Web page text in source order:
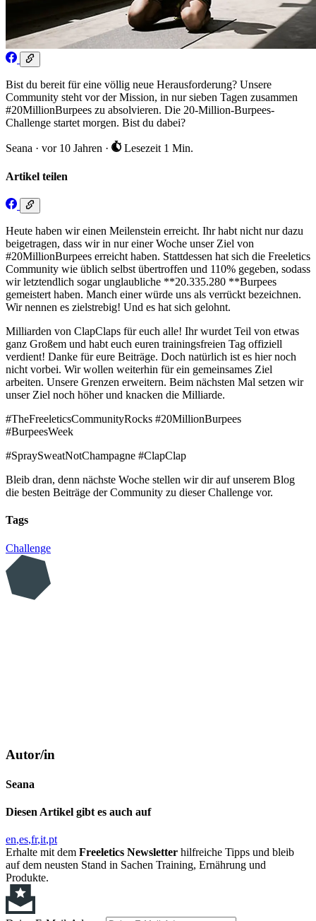
Bist du bereit für eine völlig neue Herausforderung? Unsere
Community steht vor der Mission, in nur sieben Tagen zusammen
#20MillionBurpees zu absolvieren. Die 20-Million-Burpees-
Challenge startet morgen. Bist du dabei?
Seana · vor 10 Jahren · Lesezeit 1 Min.
Artikel teilen
Heute haben wir einen Meilenstein erreicht. Ihr habt nicht nur dazu
beigetragen, dass wir in nur einer Woche unser Ziel von
#20MillionBurpees erreicht haben. Stattdessen hat sich die Freeletics
Community wie üblich selbst übertroffen und 110% gegeben, sodass
wir letztendlich sogar unglaubliche **20.335.280 **Burpees
gemeistert haben. Manch einer würde uns als verrückt bezeichnen.
Wir nennen es zielstrebig! Und es hat sich gelohnt.
Milliarden von ClapClaps für euch alle! Ihr wurdet Teil von etwas
ganz Großem und habt euch euren trainingsfreien Tag offiziell
verdient! Danke für eure Beiträge. Doch natürlich ist es hier noch
nicht vorbei. Wir wollen weiterhin für ein gemeinsames Ziel
arbeiten. Unsere Grenzen erweitern. Beim nächsten Mal setzen wir
unser Ziel noch höher und knacken die Milliarde.
#TheFreeleticsCommunityRocks #20MillionBurpees
#BurpeesWeek
#SpraySweatNotChampagne #ClapClap
Bleib dran, denn nächste Woche stellen wir dir auf unserem Blog
die besten Beiträge der Community zu dieser Challenge vor.
Tags
Challenge
Autor/in
Seana
Diesen Artikel gibt es auch auf
en es fr it pt
Erhalte mit dem Freeletics Newsletter hilfreiche Tipps und bleib
auf dem neusten Stand in Sachen Training, Ernährung und
Produkte.